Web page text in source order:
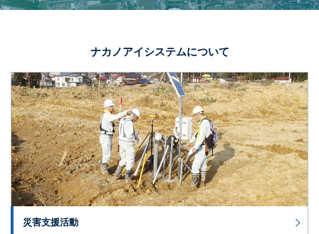
ナカノアイシステムについて
災害支援活動